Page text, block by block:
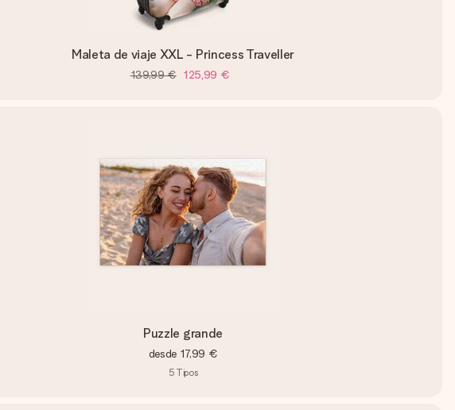
Maleta de viaje XXL - Princess Traveller
139,99 € 125,99 €
Puzzle grande
desde 17,99 €
5 Tipos